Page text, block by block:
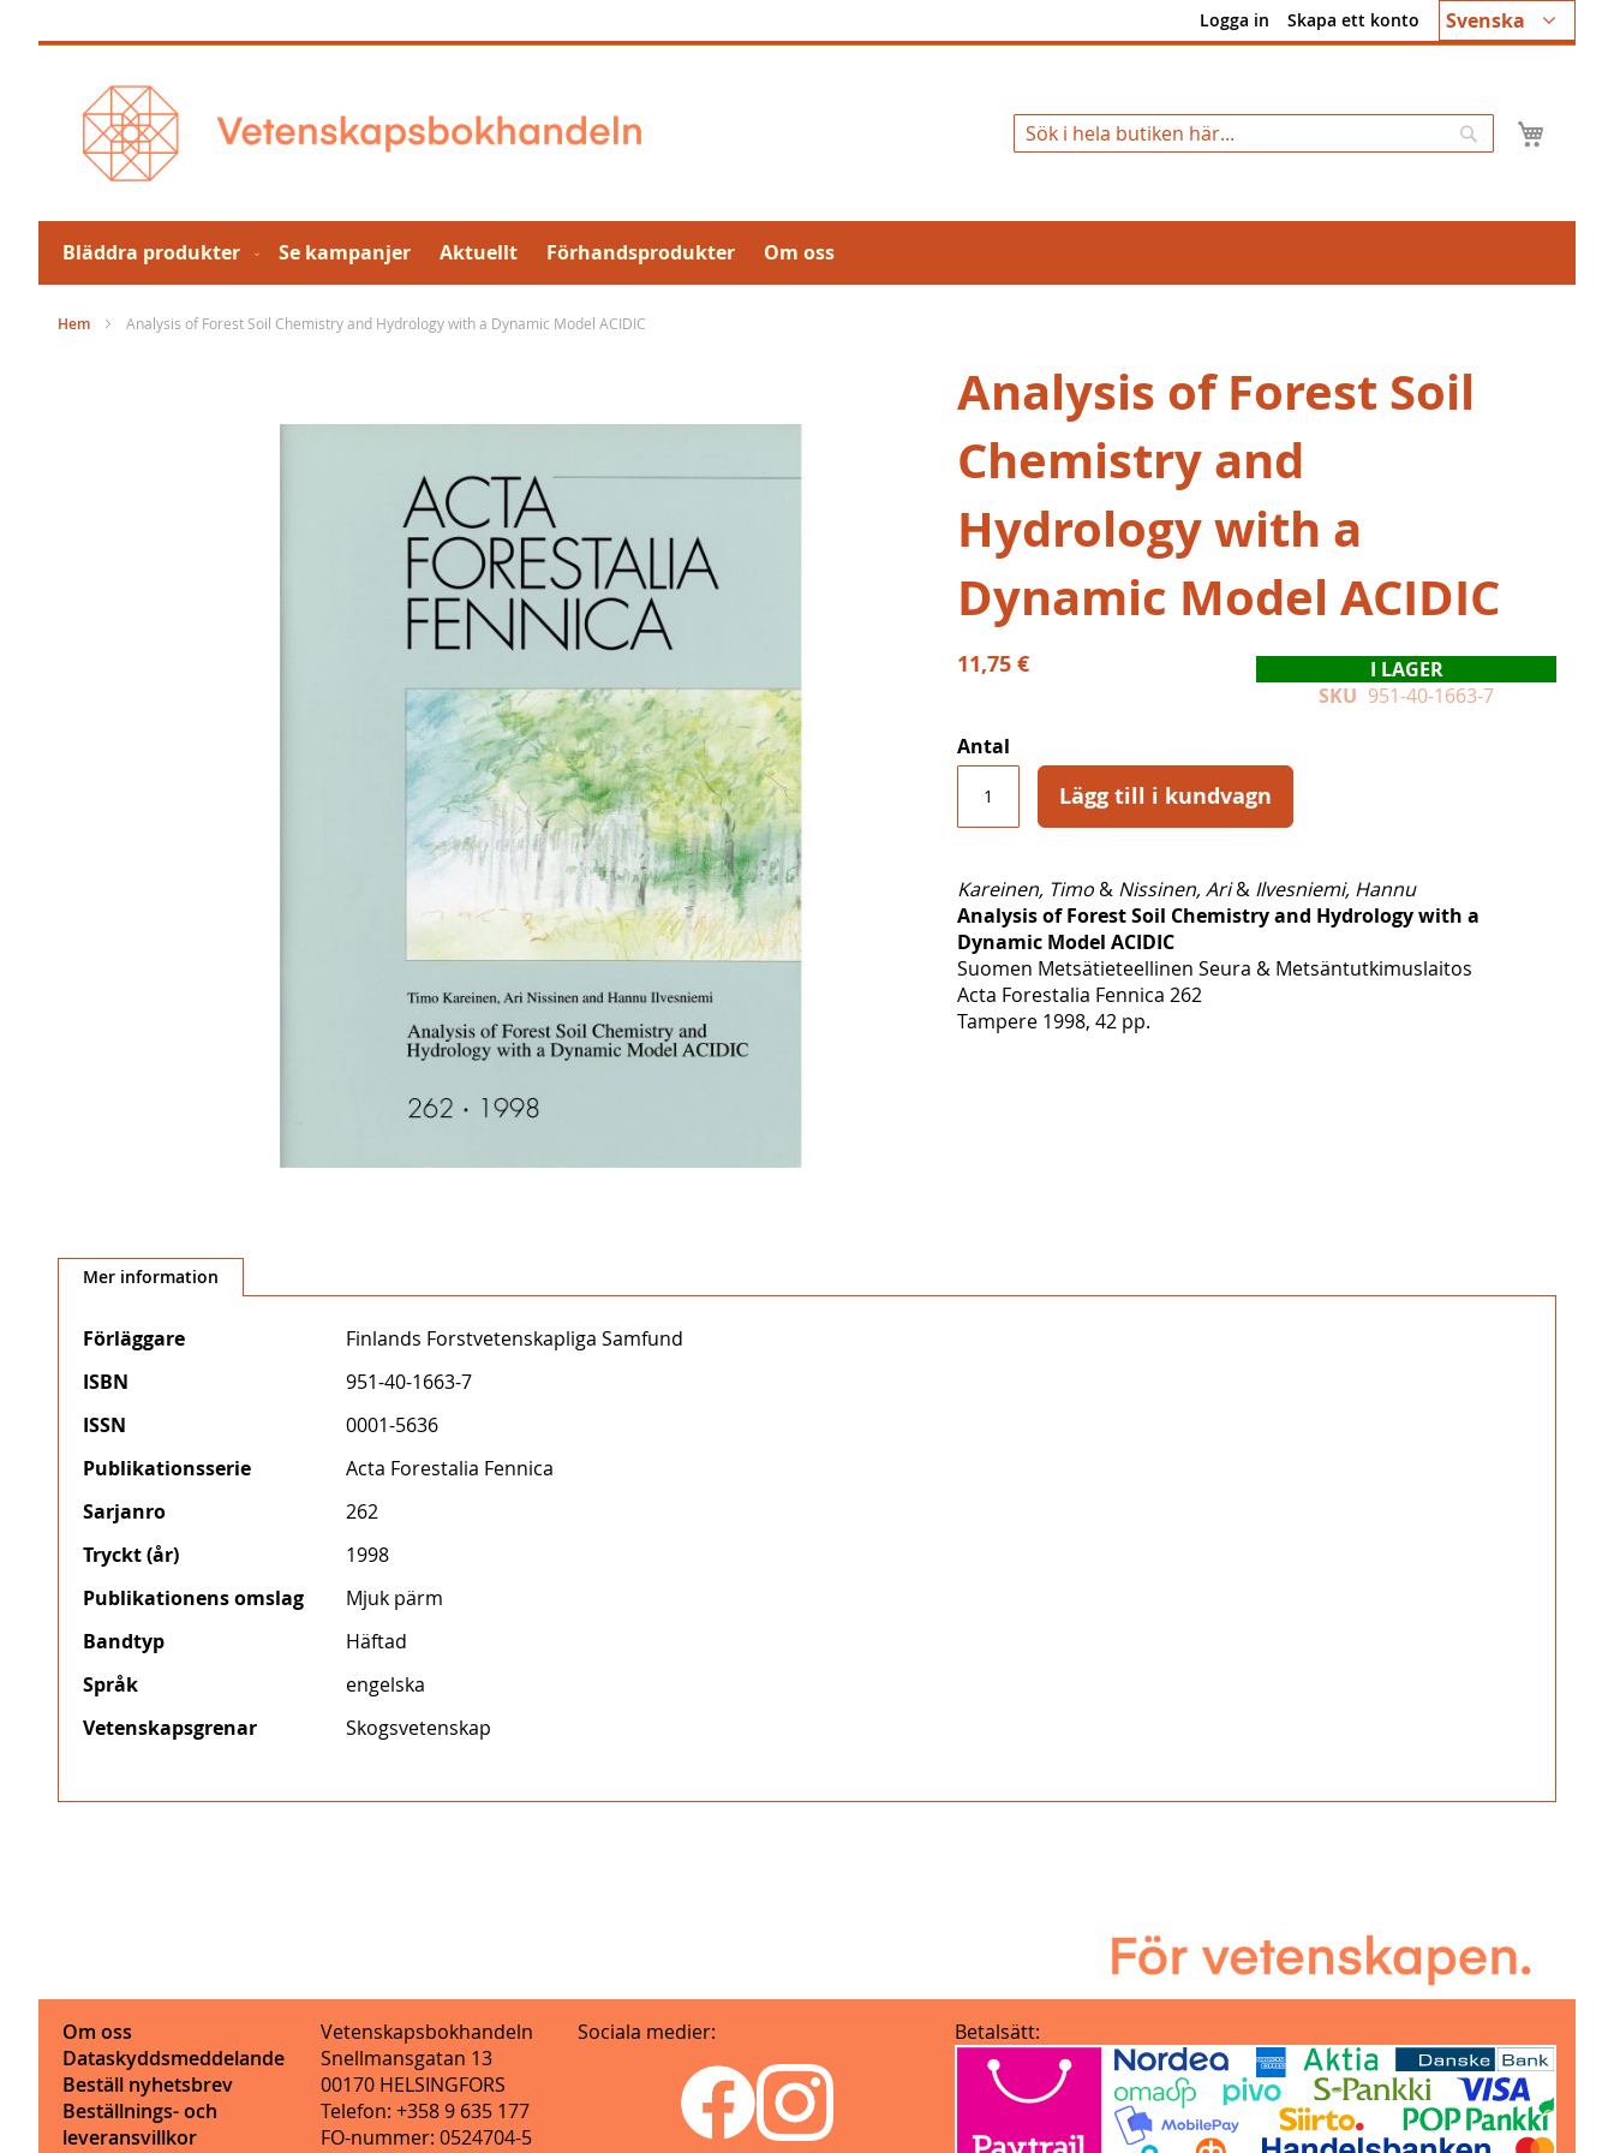
till
Språk
Svenska
Logga in Skapa ett konto
Sök
Bläddra produkter Se kampanjer Aktuellt Förhandsprodukter Om oss
Hem Analysis of Forest Soil Chemistry and Hydrology with a Dynamic Model ACIDIC
till
bildgalleriet
Analysis of Forest Soil
Chemistry and
Hydrology with a
Dynamic Model ACIDIC
11,75 €
I LAGER
SKU 951-40-1663-7
Antal
Lägg till i kundvagn
Kareinen, Timo& Nissinen, Ari& Ilvesniemi, Hannu
Analysis of Forest Soil Chemistry and Hydrology with a
Dynamic Model ACIDIC
Suomen Metsätieteellinen Seura & Metsäntutkimuslaitos
Acta Forestalia Fennica 262
Tampere 1998, 42 pp.
Mer information
Mer
information
Förläggare
Finlands Forstvetenskapliga Samfund
ISBN
951-40-1663-7
ISSN
0001-5636
Publikationsserie
Acta Forestalia Fennica
Sarjanro
262
Tryckt (år)
1998
Publikationens omslag
Mjuk pärm
Bandtyp
Häftad
Språk
engelska
Vetenskapsgrenar
Skogsvetenskap
Om oss
Dataskyddsmeddelande
Beställ nyhetsbrev
Beställnings- och
leveransvillkor
Vetenskapsbokhandeln
Snellmansgatan 13
00170 HELSINGFORS
Telefon: +358 9 635 177
FO-nummer: 0524704-5
Sociala medier: Betalsätt: